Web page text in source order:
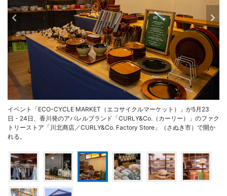
イベント「ECO-CYCLE MARKET（エコサイクルマーケット）」が5月23
日・24日、香川発のアパレルブランド「CURLY&Co.（カーリー）」のファク
トリーストア「川北商店／CURLY&Co. Factory Store」（さぬき市）で開か
れる。